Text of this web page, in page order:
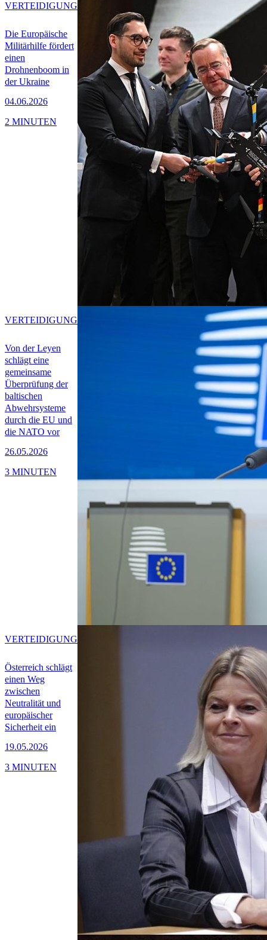
Die Europäische
Militärhilfe fördert
einen
Drohnenboom in
der Ukraine
04.06.2026
VERTEIDIGUNG
2 MINUTEN
Von der Leyen
schlägt eine
gemeinsame
Überprüfung der
baltischen
Abwehrsysteme
durch die EU und
die NATO vor
26.05.2026
VERTEIDIGUNG
3 MINUTEN
Österreich schlägt
einen Weg
zwischen
Neutralität und
europäischer
Sicherheit ein
19.05.2026
VERTEIDIGUNG
3 MINUTEN